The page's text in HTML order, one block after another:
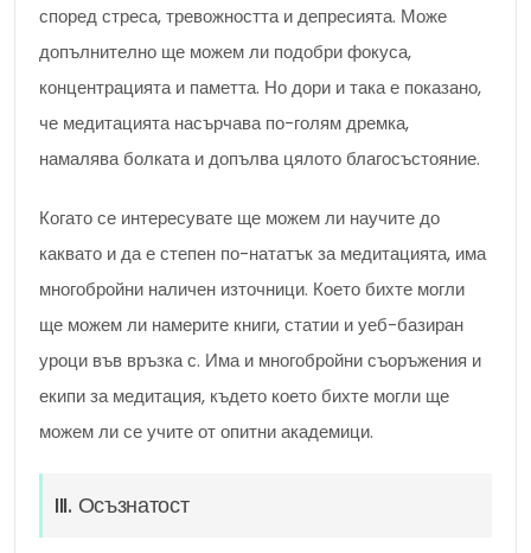
според стреса, тревожността и депресията. Може
допълнително ще можем ли подобри фокуса,
концентрацията и паметта. Но дори и така е показано,
че медитацията насърчава по-голям дремка,
намалява болката и допълва цялото благосъстояние.
Когато се интересувате ще можем ли научите до
каквато и да е степен по-нататък за медитацията, има
многобройни наличен източници. Което бихте могли
ще можем ли намерите книги, статии и уеб-базиран
уроци във връзка с. Има и многобройни съоръжения и
екипи за медитация, където което бихте могли ще
можем ли се учите от опитни академици.
III. Осъзнатост